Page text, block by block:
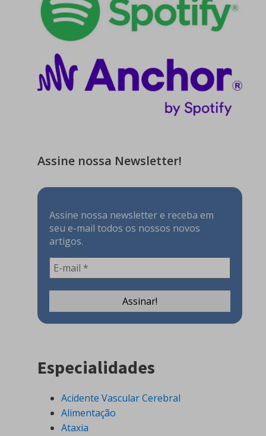
Assine nossa Newsletter!
Assine nossa newsletter e receba em
seu e-mail todos os nossos novos
artigos.
Especialidades
Acidente Vascular Cerebral
Alimentação
Ataxia